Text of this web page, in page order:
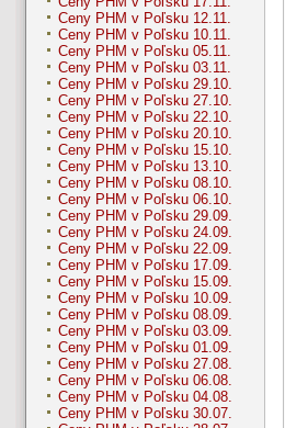
Ceny PHM v Poľsku 12.11.
Ceny PHM v Poľsku 10.11.
Ceny PHM v Poľsku 05.11.
Ceny PHM v Poľsku 03.11.
Ceny PHM v Poľsku 29.10.
Ceny PHM v Poľsku 27.10.
Ceny PHM v Poľsku 22.10.
Ceny PHM v Poľsku 20.10.
Ceny PHM v Poľsku 15.10.
Ceny PHM v Poľsku 13.10.
Ceny PHM v Poľsku 08.10.
Ceny PHM v Poľsku 06.10.
Ceny PHM v Poľsku 29.09.
Ceny PHM v Poľsku 24.09.
Ceny PHM v Poľsku 22.09.
Ceny PHM v Poľsku 17.09.
Ceny PHM v Poľsku 15.09.
Ceny PHM v Poľsku 10.09.
Ceny PHM v Poľsku 08.09.
Ceny PHM v Poľsku 03.09.
Ceny PHM v Poľsku 01.09.
Ceny PHM v Poľsku 27.08.
Ceny PHM v Poľsku 06.08.
Ceny PHM v Poľsku 04.08.
Ceny PHM v Poľsku 30.07.